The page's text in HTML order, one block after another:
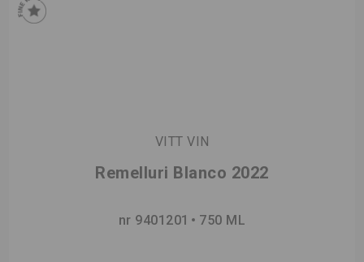
VITT VIN
Remelluri Blanco 2022
nr 9401201 750 ML